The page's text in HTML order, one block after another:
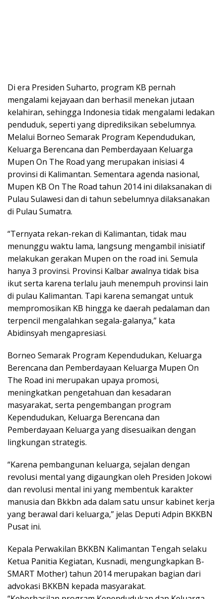
Di era Presiden Suharto, program KB pernah
mengalami kejayaan dan berhasil menekan jutaan
kelahiran, sehingga Indonesia tidak mengalami ledakan
penduduk, seperti yang diprediksikan sebelumnya.
Melalui Borneo Semarak Program Kependudukan,
Keluarga Berencana dan Pemberdayaan Keluarga
Mupen On The Road yang merupakan inisiasi 4
provinsi di Kalimantan. Sementara agenda nasional,
Mupen KB On The Road tahun 2014 ini dilaksanakan di
Pulau Sulawesi dan di tahun sebelumnya dilaksanakan
di Pulau Sumatra.
“Ternyata rekan-rekan di Kalimantan, tidak mau
menunggu waktu lama, langsung mengambil inisiatif
melakukan gerakan Mupen on the road ini. Semula
hanya 3 provinsi. Provinsi Kalbar awalnya tidak bisa
ikut serta karena terlalu jauh menempuh provinsi lain
di pulau Kalimantan. Tapi karena semangat untuk
mempromosikan KB hingga ke daerah pedalaman dan
terpencil mengalahkan segala-galanya,” kata
Abidinsyah mengapresiasi.
Borneo Semarak Program Kependudukan, Keluarga
Berencana dan Pemberdayaan Keluarga Mupen On
The Road ini merupakan upaya promosi,
meningkatkan pengetahuan dan kesadaran
masyarakat, serta pengembangan program
Kependudukan, Keluarga Berencana dan
Pemberdayaan Keluarga yang disesuaikan dengan
lingkungan strategis.
“Karena pembangunan keluarga, sejalan dengan
revolusi mental yang digaungkan oleh Presiden Jokowi
dan revolusi mental ini yang membentuk karakter
manusia dan Bkkbn ada dalam satu unsur kabinet kerja
yang berawal dari keluarga,” jelas Deputi Adpin BKKBN
Pusat ini.
Kepala Perwakilan BKKBN Kalimantan Tengah selaku
Ketua Panitia Kegiatan, Kusnadi, mengungkapkan B-
SMART Mother) tahun 2014 merupakan bagian dari
advokasi BKKBN kepada masyarakat.